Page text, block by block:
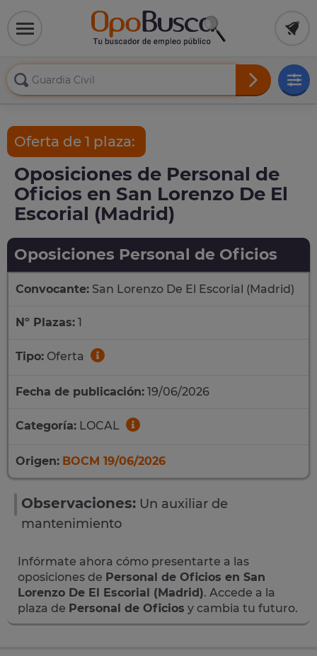
Oferta de 1 plaza:
Oposiciones de Personal de
Oficios en San Lorenzo De El
Escorial (Madrid)
Oposiciones Personal de Oficios
Convocante: San Lorenzo De El Escorial (Madrid)
Nº Plazas: 1
Tipo: Oferta
Fecha de publicación: 19/06/2026
Categoría: LOCAL
Origen: BOCM 19/06/2026
Observaciones: Un auxiliar de
mantenimiento
Infórmate ahora cómo presentarte a las
oposiciones de Personal de Oficios en San
Lorenzo De El Escorial (Madrid). Accede a la
plaza de Personal de Oficios y cambia tu futuro.